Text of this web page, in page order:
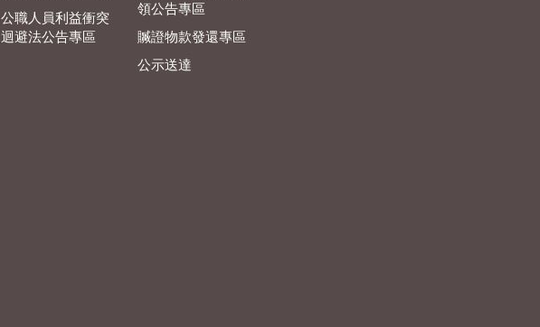
公職人員利益衝突
迴避法公告專區
領公告專區
贓證物款發還專區
公示送達